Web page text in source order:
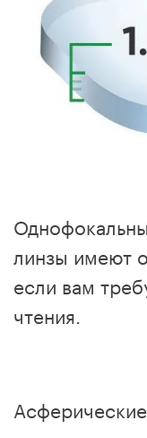
линзы имеют
если вам
чтения.